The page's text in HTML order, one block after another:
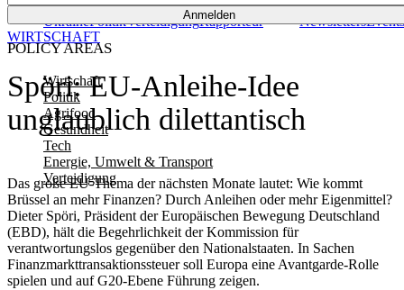
Anmelden
POLICY AREAS
Wirtschaft
Politik
Agrifood
Gesundheit
Tech
Energie, Umwelt & Transport
Verteidigung
UkrainePolitikVerteidigungRapporteur NewslettersEvents
Spöri: EU-Anleihe-Idee
unglaublich dilettantisch
Das große EU-Thema der nächsten Monate lautet: Wie kommt
Brüssel an mehr Finanzen? Durch Anleihen oder mehr Eigenmittel?
Dieter Spöri, Präsident der Europäischen Bewegung Deutschland
(EBD), hält die Begehrlichkeit der Kommission für
verantwortungslos gegenüber den Nationalstaaten. In Sachen
Finanzmarkttransaktionssteuer soll Europa eine Avantgarde-Rolle
spielen und auf G20-Ebene Führung zeigen.
WIRTSCHAFT